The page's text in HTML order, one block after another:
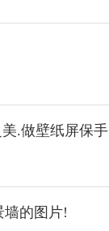
.做壁纸屏保手
墙的图片!